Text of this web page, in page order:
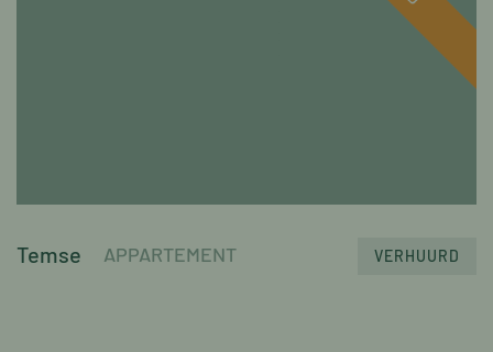
Temse APPARTEMENT VERHUURD